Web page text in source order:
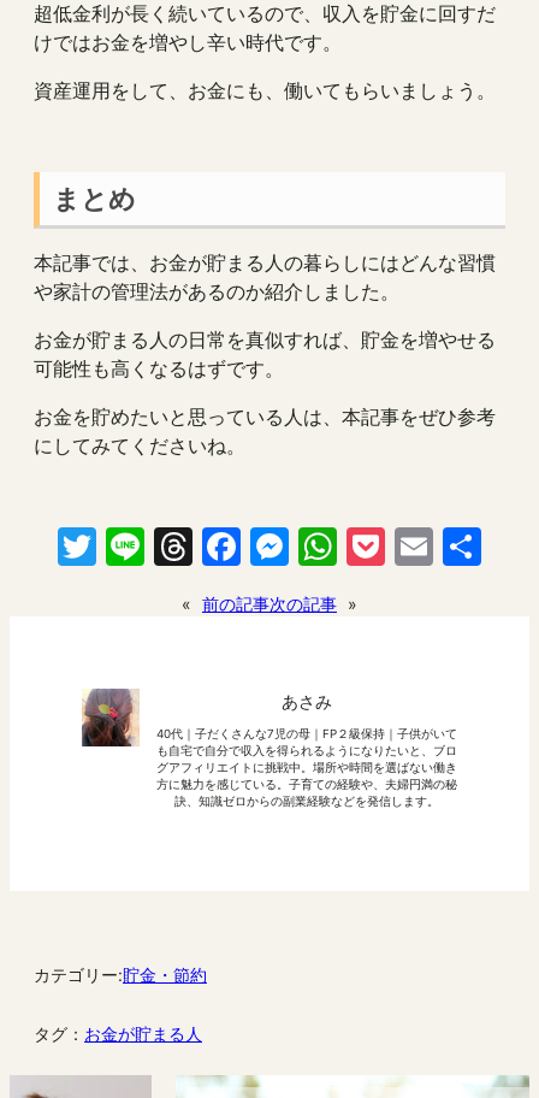
超低金利が長く続いているので、収入を貯金に回すだ
けではお金を増やし辛い時代です。
資産運用をして、お金にも、働いてもらいましょう。
まとめ
本記事では、お金が貯まる人の暮らしにはどんな習慣
や家計の管理法があるのか紹介しました。
お金が貯まる人の日常を真似すれば、貯金を増やせる
可能性も高くなるはずです。
お金を貯めたいと思っている人は、本記事をぜひ参考
にしてみてくださいね。
Twitter
LineThreads
Facebook
Messenger
WhatsApp
Pocket
Email
« 前の記事次の記事 »
あさみ
40代｜子だくさんな7児の母｜FP２級保持｜子供がいて
も自宅で自分で収入を得られるようになりたいと、ブロ
グアフィリエイトに挑戦中。場所や時間を選ばない働き
方に魅力を感じている。子育ての経験や、夫婦円満の秘
訣、知識ゼロからの副業経験などを発信します。
カテゴリー:貯金・節約
タグ： お金が貯まる人